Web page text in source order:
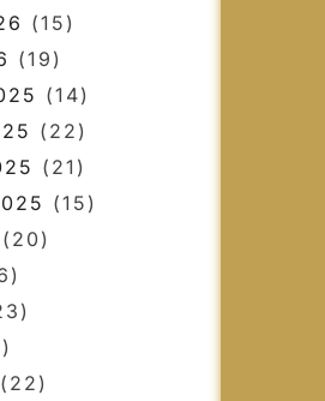
(15)
(19)
(14)
(22)
(21)
(15)
(20)
(22)